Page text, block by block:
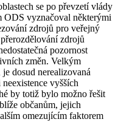
se po převzetí vlády
ODS vyznačoval některými
zdrojů pro veřejný
zdrojů
pozornost
změn. Velkým
dosud nerealizovaná
vyšších
by totiž bylo možno řešit
občanům, jejich
omezujícím faktorem